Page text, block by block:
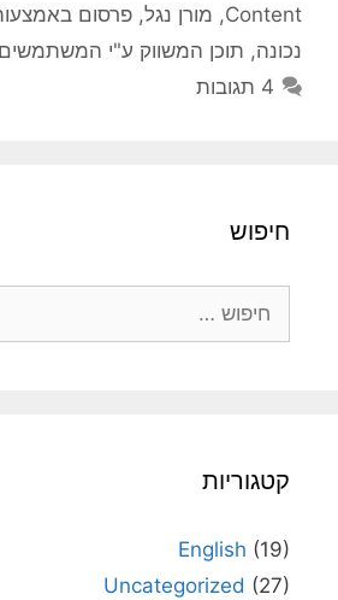
Content
, מורן נגל, פרסום
נכונה, תוכן המשווק ע"י המשתמשים
4 תגובות
חיפוש
קטגוריות
English (19)
Uncategorized (27)